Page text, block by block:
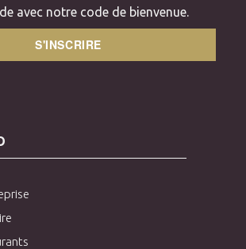
avec notre code de bienvenue.
S'INSCRIRE